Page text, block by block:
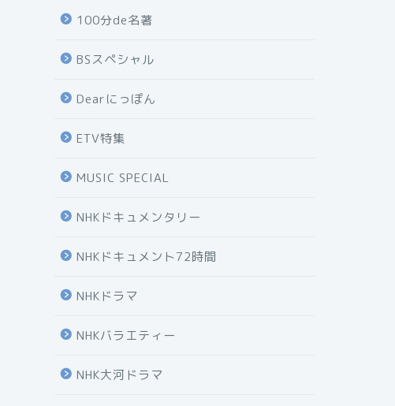
100分de名著
BSスペシャル
Dearにっぽん
ETV特集
MUSIC SPECIAL
NHKドキュメンタリー
NHKドキュメント72時間
NHKドラマ
NHKバラエティー
NHK大河ドラマ